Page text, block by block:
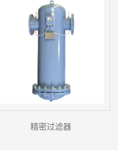
精密过滤器